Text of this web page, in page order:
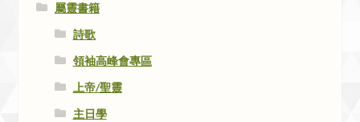
屬靈書籍
詩歌
領袖高峰會專區
上帝/聖靈
主日學